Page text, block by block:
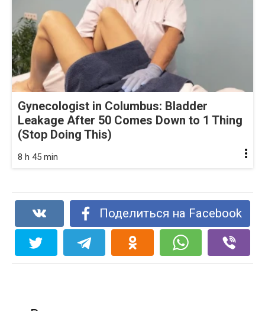
Gynecologist in Columbus: Bladder
Leakage After 50 Comes Down to 1 Thing
(Stop Doing This)
8 h 45 min
Поделиться на Facebook